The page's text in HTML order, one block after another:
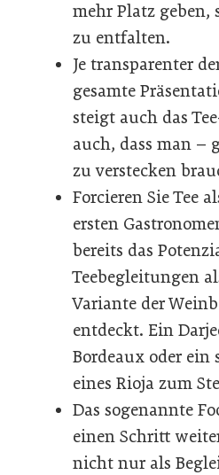
mehr Platz geben,
zu entfalten.
Je transparenter
gesamte
steigt auch das
auch, dass man
zu verstecken
Forcieren Sie Tee
ersten
bereits das
Teebegleitungen
Variante der
entdeckt. Ein
Bordeaux oder ein
eines Rioja zum
Das sogenannte
einen Schritt
nicht nur als